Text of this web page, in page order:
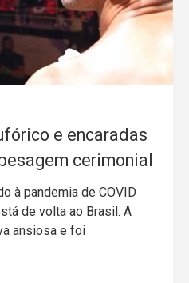
e encaradas
cerimonial
à pandemia de COVID
de volta ao Brasil. A
ansiosa e foi